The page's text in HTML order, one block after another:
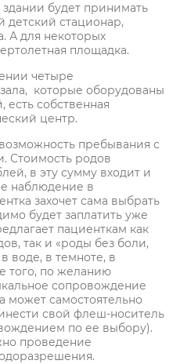
будет принимать
детский стационар,
А для некоторых
площадка.
четыре
которые оборудованы
собственная
центр.
пребывания с
Стоимость родов
в эту сумму входит и
наблюдение в
захочет сама выбрать
будет заплатить уже
пациенткам как
так и «роды без боли,
воде, в темноте, в
того, по желанию
сопровождение
может самостоятельно
свой флеш-носитель
по ее выбору).
проведение